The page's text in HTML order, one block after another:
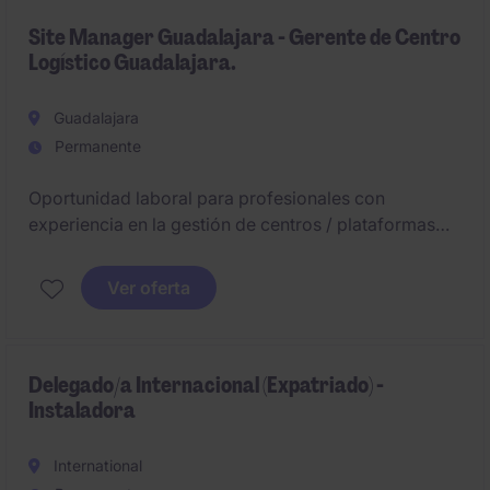
Site Manager Guadalajara - Gerente de Centro
Logístico Guadalajara.
Guadalajara
Permanente
Oportunidad laboral para profesionales con
experiencia en la gestión de centros / plataformas
Ver oferta
Delegado/a Internacional (Expatriado) -
Instaladora
International